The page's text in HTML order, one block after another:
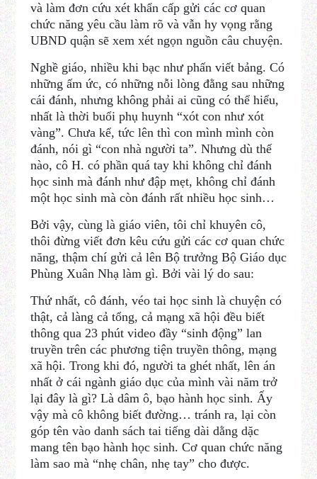
và làm đơn cứu xét khẩn cấp gửi các cơ quan
chức năng yêu cầu làm rõ và vẫn hy vọng rằng
UBND quận sẽ xem xét ngọn nguồn câu chuyện.
Nghề giáo, nhiều khi bạc như phấn viết bảng. Có
những ấm ức, có những nỗi lòng đằng sau những
cái đánh, nhưng không phải ai cũng có thể hiểu,
nhất là thời buổi phụ huynh “xót con như xót
vàng”. Chưa kể, tức lên thì con mình mình còn
đánh, nói gì “con nhà người ta”. Nhưng dù thế
nào, cô H. có phần quá tay khi không chỉ đánh
học sinh mà đánh như đập mẹt, không chỉ đánh
một học sinh mà còn đánh rất nhiều học sinh…
Bởi vậy, cùng là giáo viên, tôi chỉ khuyên cô,
thôi đừng viết đơn kêu cứu gửi các cơ quan chức
năng, thậm chí gửi cả lên Bộ trưởng Bộ Giáo dục
Phùng Xuân Nhạ làm gì. Bởi vài lý do sau:
Thứ nhất, cô đánh, véo tai học sinh là chuyện có
thật, cả làng cả tổng, cả mạng xã hội đều biết
thông qua 23 phút video đầy “sinh động” lan
truyền trên các phương tiện truyền thông, mạng
xã hội. Trong khi đó, người ta ghét nhất, lên án
nhất ở cái ngành giáo dục của mình vài năm trở
lại đây là gì? Là dâm ô, bạo hành học sinh. Ấy
vậy mà cô không biết đường… tránh ra, lại còn
góp tên vào danh sách tai tiếng dài dằng dặc
mang tên bạo hành học sinh. Cơ quan chức năng
làm sao mà “nhẹ chân, nhẹ tay” cho được.